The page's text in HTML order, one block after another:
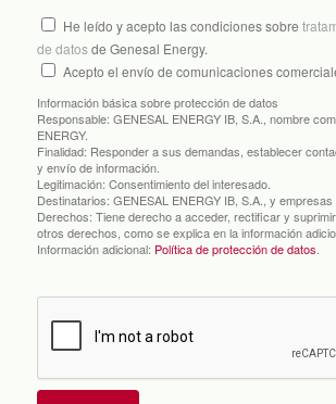
He leído y acepto las condiciones sobre
de datosde Genesal Energy.
Acepto el envío de comunicaciones
Información básica sobre protección de datos
Responsable: GENESAL ENERGY IB, S.A., nombre
ENERGY.
Finalidad: Responder a sus demandas, establecer
y envío de información.
Legitimación: Consentimiento del interesado.
Destinatarios: GENESAL ENERGY IB, S.A., y empresas
Derechos: Tiene derecho a acceder, rectificar y
otros derechos, como se explica en la información
Información adicional: Política de protección de datos